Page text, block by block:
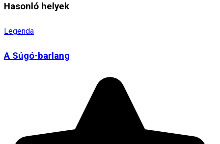
Hasonló helyek
Legenda
A Súgó-barlang